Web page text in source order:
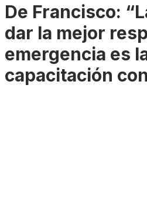
De Francisco:
dar la mejor
emergencia es
capacitación